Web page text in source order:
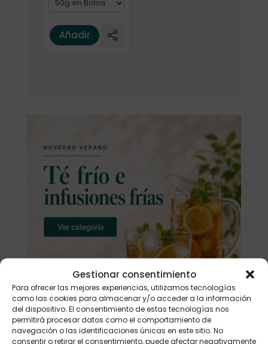
Gestionar consentimiento
Para ofrecer las mejores experiencias, utilizamos tecnologías
como las cookies para almacenar y/o acceder a la información
del dispositivo. El consentimiento de estas tecnologías nos
permitirá procesar datos como el comportamiento de
navegación o las identificaciones únicas en este sitio. No
consentir o retirar el consentimiento, puede afectar negativamente
Añadir